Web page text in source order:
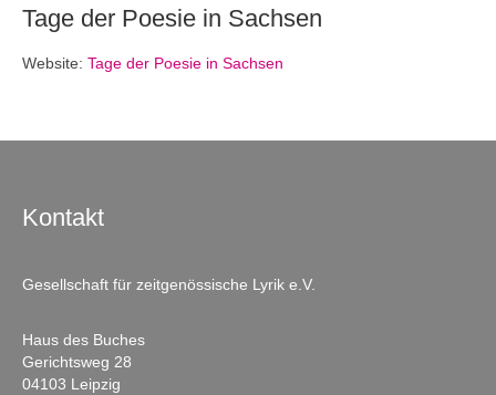
Tage der Poesie in Sachsen
Website: Tage der Poesie in Sachsen
Kontakt
Gesellschaft für zeitgenössische Lyrik e.V.
Haus des Buches
Gerichtsweg 28
04103 Leipzig